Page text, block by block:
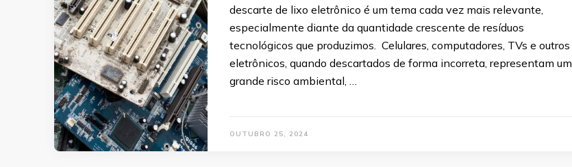
descarte de lixo eletrônico é um tema cada vez mais relevante,
especialmente diante da quantidade crescente de resíduos
tecnológicos que produzimos. Celulares, computadores, TVs e outros
eletrônicos, quando descartados de forma incorreta, representam um
grande risco ambiental, …
OUTUBRO 25, 2024